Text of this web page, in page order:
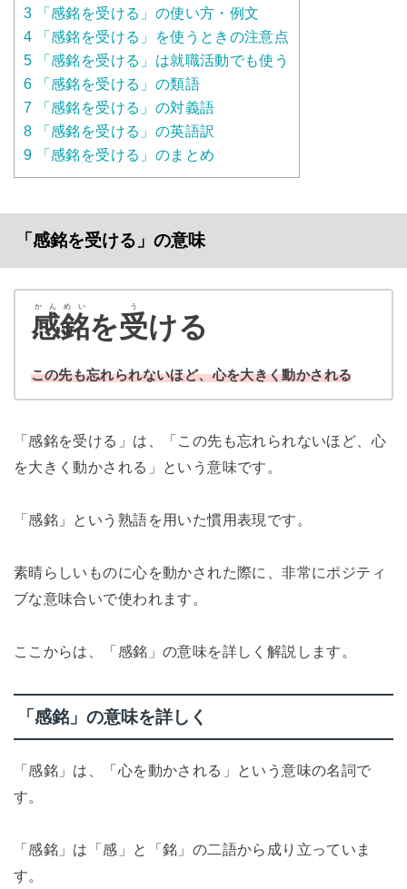
3 「感銘を受ける」の使い方・例文
4 「感銘を受ける」を使うときの注意点
5 「感銘を受ける」は就職活動でも使う
6 「感銘を受ける」の類語
7 「感銘を受ける」の対義語
8 「感銘を受ける」の英語訳
9 「感銘を受ける」のまとめ
「感銘を受ける」の意味
感銘
かんめい
を受
う
ける
この先も忘れられないほど、心を大きく動かされる
「感銘を受ける」は、「この先も忘れられないほど、心
を大きく動かされる」という意味です。
「感銘」という熟語を用いた慣用表現です。
素晴らしいものに心を動かされた際に、非常にポジティ
ブな意味合いで使われます。
ここからは、「感銘」の意味を詳しく解説します。
「感銘」の意味を詳しく
「感銘」は、「心を動かされる」という意味の名詞で
す。
「感銘」は「感」と「銘」の二語から成り立っていま
す。